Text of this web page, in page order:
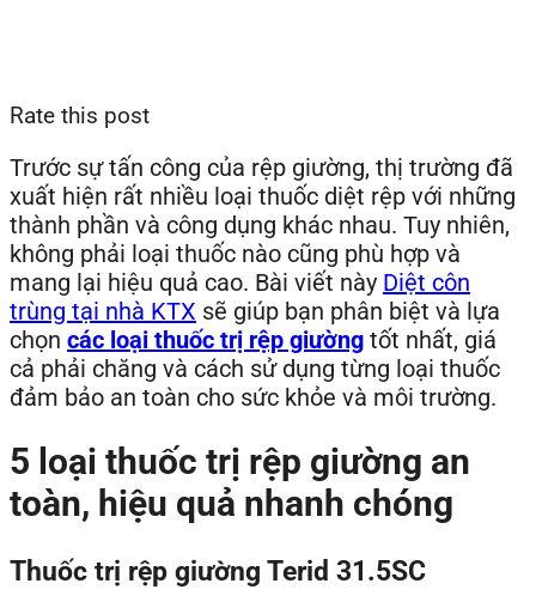
Rate this post
Trước sự tấn công của rệp giường, thị trường đã
xuất hiện rất nhiều loại thuốc diệt rệp với những
thành phần và công dụng khác nhau. Tuy nhiên,
không phải loại thuốc nào cũng phù hợp và
mang lại hiệu quả cao. Bài viết này Diệt côn
trùng tại nhà KTX sẽ giúp bạn phân biệt và lựa
chọn các loại thuốc trị rệp giường tốt nhất, giá
cả phải chăng và cách sử dụng từng loại thuốc
đảm bảo an toàn cho sức khỏe và môi trường.
5 loại thuốc trị rệp giường an
toàn, hiệu quả nhanh chóng
Thuốc trị rệp giường Terid 31.5SC